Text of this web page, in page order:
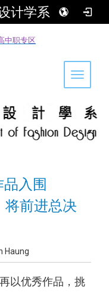
计学系
中职专区
Toggle
入围
将前进总决
Haung
以优秀作品，挑